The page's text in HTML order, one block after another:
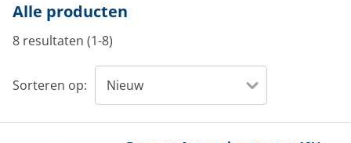
Alle producten
8 resultaten (1-8)
Sorteren op: